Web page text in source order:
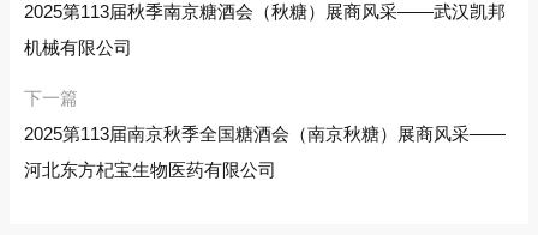
2025第113届秋季南京糖酒会（秋糖）展商风采——武汉凯邦
机械有限公司
下一篇
2025第113届南京秋季全国糖酒会（南京秋糖）展商风采——
河北东方杞宝生物医药有限公司